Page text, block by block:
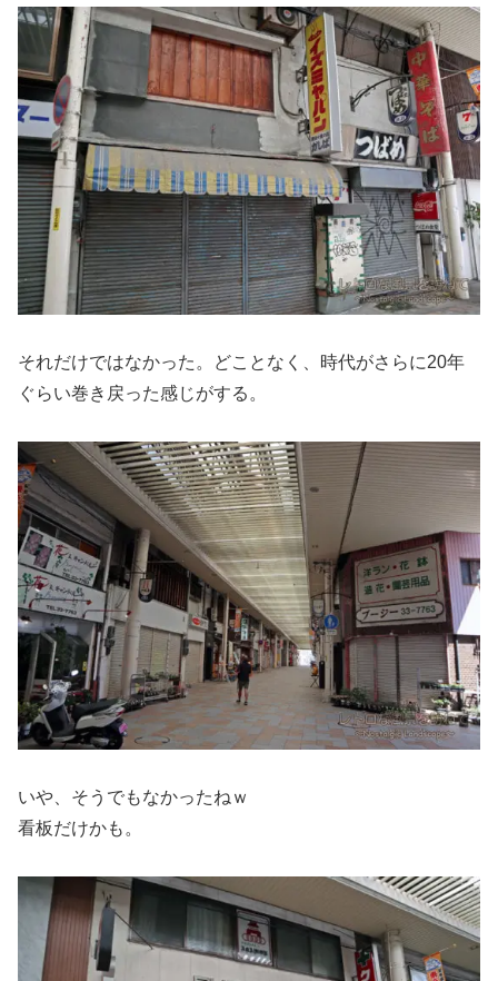
それだけではなかった。どことなく、時代がさらに20年
ぐらい巻き戻った感じがする。
いや、そうでもなかったねｗ
看板だけかも。